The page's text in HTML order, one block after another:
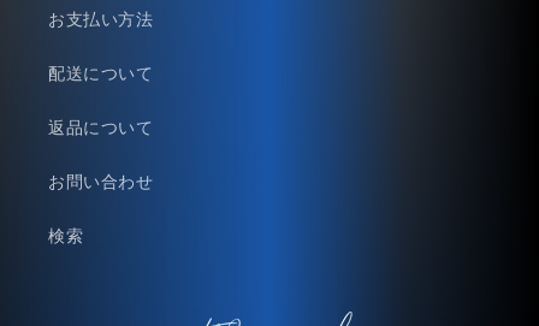
お支払い方法
配送について
返品について
お問い合わせ
検索